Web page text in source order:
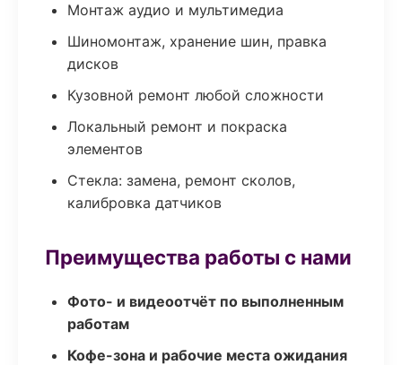
Монтаж аудио и мультимедиа
Шиномонтаж, хранение шин, правка
дисков
Кузовной ремонт любой сложности
Локальный ремонт и покраска
элементов
Стекла: замена, ремонт сколов,
калибровка датчиков
Преимущества работы с нами
Фото- и видеоотчёт по выполненным
работам
Кофе-зона и рабочие места ожидания